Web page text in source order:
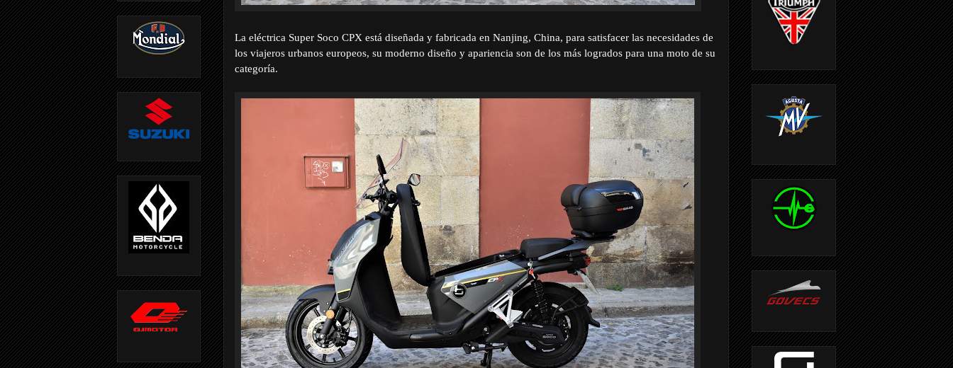
La eléctrica Super Soco CPX está diseñada y fabricada en Nanjing, China, para satisfacer las necesidades de
los viajeros urbanos europeos, su moderno diseño y apariencia son de los más logrados para una moto de su
categoría.